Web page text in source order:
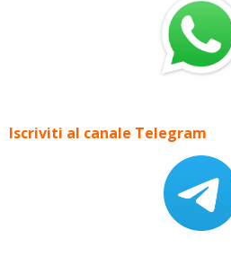
Iscriviti al canale Telegram